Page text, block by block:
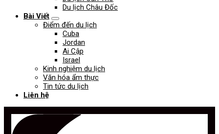
Du lịch Châu Đốc
Bài Viết
Điểm đến du lịch
Cuba
Jordan
Ai Cập
Israel
Kinh nghiệm du lịch
Văn hóa ẩm thực
Tin tức du lịch
Liên hệ